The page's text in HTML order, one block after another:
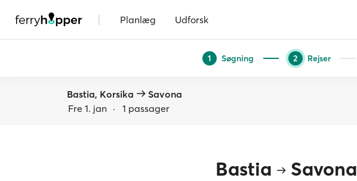
| Planlæg Udforsk
1 Søgning 2 Rejser
Bastia, Korsika
Savona
Fre 1. jan · 1 passager
Bastia Savona